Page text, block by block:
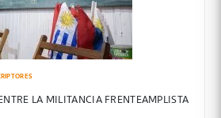
LA MILITANCIA FRENTEAMPLISTA